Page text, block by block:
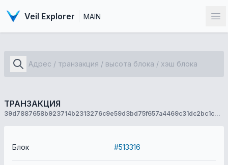
Veil Explorer MAIN
ТРАНЗАКЦИЯ
39d7887658b923714b2313276c9e59d3bd75f657a4469c31dc2bc1c90694421d
Блок #513316